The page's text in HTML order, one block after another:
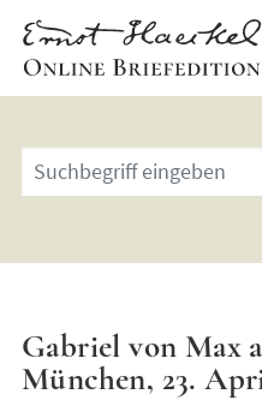
Geben
Sie
Suchbegriff
Gabriel von Max
München, 23.